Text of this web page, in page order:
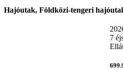
Hajóutak, Földközi-tengeri
7